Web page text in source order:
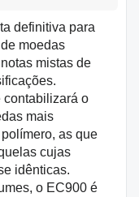
definitiva para
moedas
mistas de
contabilizará o
mais
as que
cujas
idênticas.
o EC900 é